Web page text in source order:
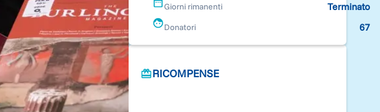
Giorni rimanenti Terminato
Donatori 67
RICOMPENSE